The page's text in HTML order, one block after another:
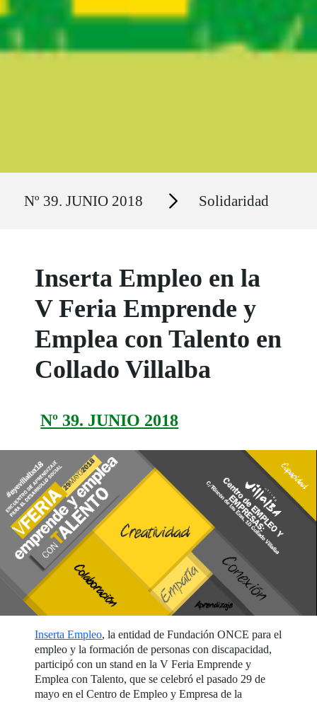
Nº 39. JUNIO 2018 Secciones Solidaridad
Inserta Empleo en la
V Feria Emprende y
Emplea con Talento en
Collado Villalba
Nº 39. JUNIO 2018
Inserta Empleo, la entidad de Fundación ONCE para el
empleo y la formación de personas con discapacidad,
participó con un stand en la V Feria Emprende y
Emplea con Talento, que se celebró el pasado 29 de
mayo en el Centro de Empleo y Empresa de la